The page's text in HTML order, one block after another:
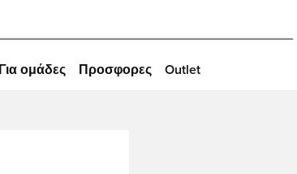
Για ομάδες Προσφορες Outlet